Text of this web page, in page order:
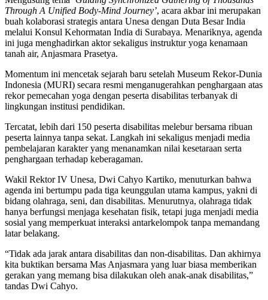
Through A Unified Body-Mind Journey’, acara akbar ini merupakan
buah kolaborasi strategis antara Unesa dengan Duta Besar India
melalui Konsul Kehormatan India di Surabaya. Menariknya, agenda
ini juga menghadirkan aktor sekaligus instruktur yoga kenamaan
tanah air, Anjasmara Prasetya.
Momentum ini mencetak sejarah baru setelah Museum Rekor-Dunia
Indonesia (MURI) secara resmi menganugerahkan penghargaan atas
rekor pemecahan yoga dengan peserta disabilitas terbanyak di
lingkungan institusi pendidikan.
Tercatat, lebih dari 150 peserta disabilitas melebur bersama ribuan
peserta lainnya tanpa sekat. Langkah ini sekaligus menjadi media
pembelajaran karakter yang menanamkan nilai kesetaraan serta
penghargaan terhadap keberagaman.
Wakil Rektor IV Unesa, Dwi Cahyo Kartiko, menuturkan bahwa
agenda ini bertumpu pada tiga keunggulan utama kampus, yakni di
bidang olahraga, seni, dan disabilitas. Menurutnya, olahraga tidak
hanya berfungsi menjaga kesehatan fisik, tetapi juga menjadi media
sosial yang memperkuat interaksi antarkelompok tanpa memandang
latar belakang.
“Tidak ada jarak antara disabilitas dan non-disabilitas. Dan akhirnya
kita buktikan bersama Mas Anjasmara yang luar biasa memberikan
gerakan yang memang bisa dilakukan oleh anak-anak disabilitas,”
tandas Dwi Cahyo.